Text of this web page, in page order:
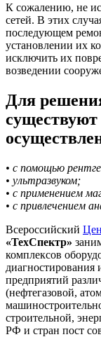
К сожалению, не
сетей. В этих
последующем
установлении их
исключить их
возведении
Для
• с помощью
• ультразвуком;
• с применением
• с привлечением
Всероссийский
«ТехСпектр»
комплексов
предприятий
(нефтегазовой,
строительной,
РФ и стран пост